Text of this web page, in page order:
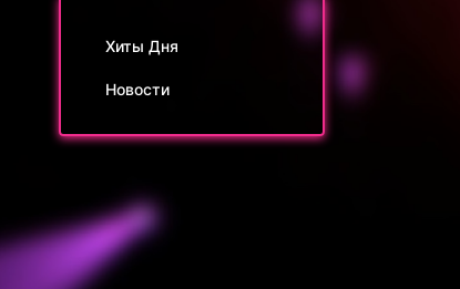
Хиты Дня
Новости